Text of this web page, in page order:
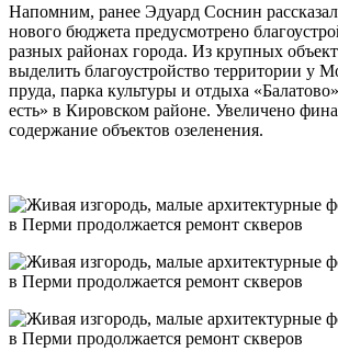
Напомним, ранее Эдуард Соснин
нового бюджета предусмотрено
разных районах города. Из крупных
выделить благоустройство территории у
пруда, парка культуры и отдыха
есть» в Кировском районе. Увеличено
содержание объектов озеленения.